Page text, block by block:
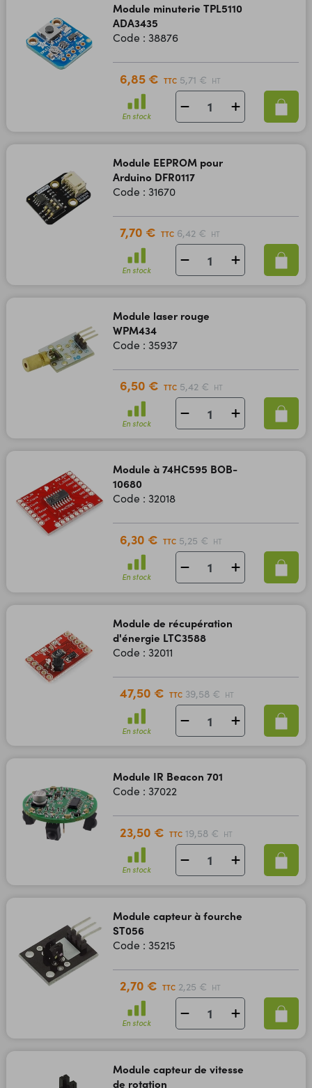
Module minuterie TPL5110
ADA3435
Code : 38876
6,85 € TTC 5,71 € HT
En stock
Module EEPROM pour
Arduino DFR0117
Code : 31670
7,70 € TTC 6,42 € HT
En stock
Module laser rouge
WPM434
Code : 35937
6,50 € TTC 5,42 € HT
En stock
Module à 74HC595 BOB-
10680
Code : 32018
6,30 € TTC 5,25 € HT
En stock
Module de récupération
d'énergie LTC3588
Code : 32011
47,50 € TTC 39,58 € HT
En stock
Module IR Beacon 701
Code : 37022
23,50 € TTC 19,58 € HT
En stock
Module capteur à fourche
ST056
Code : 35215
2,70 € TTC 2,25 € HT
En stock
Module capteur de vitesse
de rotation